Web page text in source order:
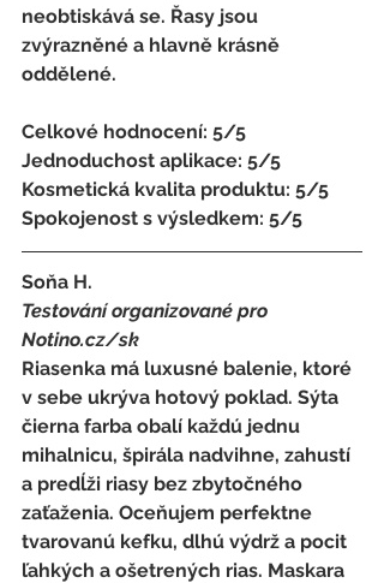
neobtiskává se. Řasy jsou
zvýrazněné a hlavně krásně
oddělené.
Celkové hodnocení: 5/5
Jednoduchost aplikace: 5/5
Kosmetická kvalita produktu: 5/5
Spokojenost s výsledkem: 5/5
Soňa H.
Testování organizované pro
Notino.cz/sk
Riasenka má luxusné balenie, ktoré
v sebe ukrýva hotový poklad. Sýta
čierna farba obalí každú jednu
mihalnicu, špirála nadvihne, zahustí
a predĺži riasy bez zbytočného
zaťaženia. Oceňujem perfektne
tvarovanú kefku, dlhú výdrž a pocit
ľahkých a ošetrených rias. Maskara